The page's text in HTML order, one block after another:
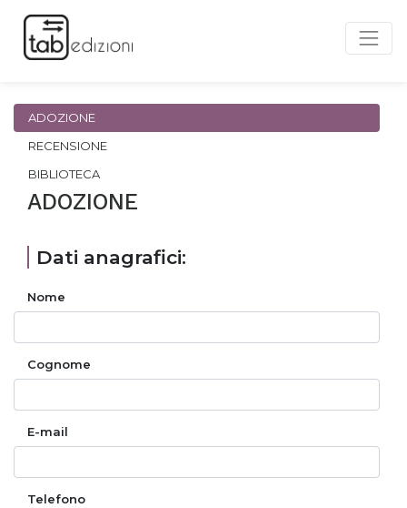
ADOZIONE
RECENSIONE
BIBLIOTECA
ADOZIONE
Dati anagrafici:
Nome
Cognome
E-mail
Telefono